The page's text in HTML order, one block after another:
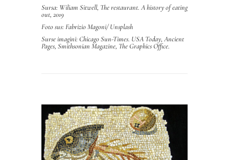
Sursa: Wiliam Sitwell, The restaurant. A history of eating
out, 2019
Foto sus: Fabrizio Magoni/Unsplash
Surse imagini: Chicago Sun-Times. USA Today, Ancient
Pages, Smithsonian Magazine, The Graphics Office.